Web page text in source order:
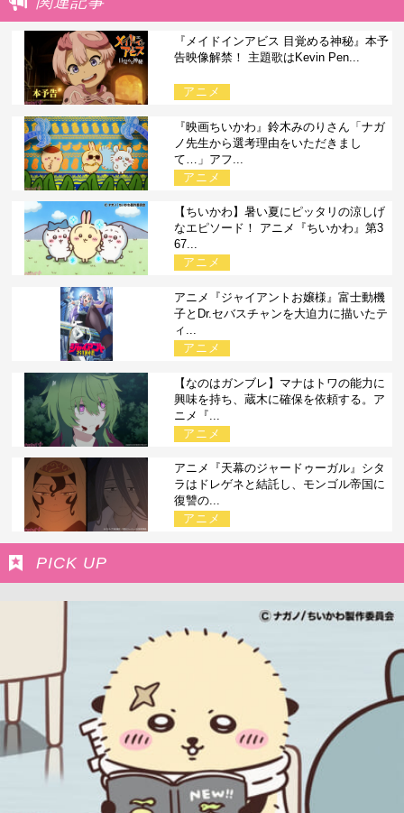
『メイドインアビス 目覚める神秘』本予
告映像解禁！ 主題歌はKevin Pen...
アニメ
『映画ちいかわ』鈴木みのりさん「ナガ
ノ先生から選考理由をいただきまし
て…」アフ...
アニメ
【ちいかわ】暑い夏にピッタリの涼しげ
なエピソード！ アニメ『ちいかわ』第3
67...
アニメ
アニメ『ジャイアントお嬢様』富士動機
子とDr.セバスチャンを大迫力に描いたテ
ィ...
アニメ
【なのはガンブレ】マナはトワの能力に
興味を持ち、蔵木に確保を依頼する。ア
ニメ『...
アニメ
アニメ『天幕のジャードゥーガル』シタ
ラはドレゲネと結託し、モンゴル帝国に
復讐の...
アニメ
PICK UP